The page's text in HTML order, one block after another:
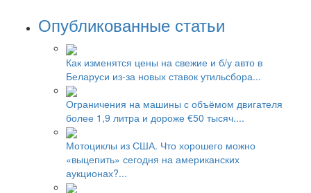
Опубликованные статьи
Как изменятся цены на свежие и б/у авто в
Беларуси из-за новых ставок утильсбора...
Ограничения на машины с объёмом двигателя
более 1,9 литра и дороже €50 тысяч....
Мотоциклы из США. Что хорошего можно
«выцепить» сегодня на американских
аукционах?...